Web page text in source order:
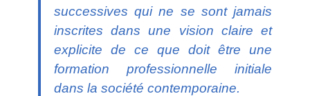
successives qui ne se sont jamais
inscrites dans une vision claire et
explicite de ce que doit être une
formation professionnelle initiale
dans la société contemporaine.